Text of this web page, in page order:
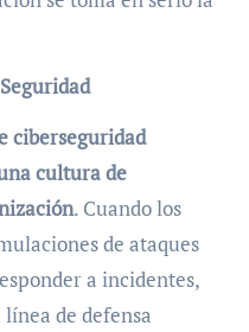
ciberseguridad
cultura de
. Cuando los
de ataques
a incidentes,
de defensa